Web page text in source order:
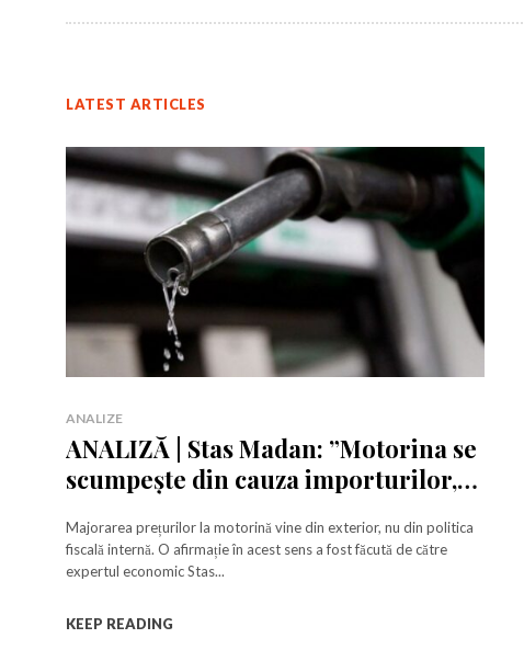
Rămâi conectat
Am citit și
Rămâi conectat
Am citit și
LATEST ARTICLES
ANALIZE
ANALIZĂ | Stas Madan: ”Motorina se
scumpește din cauza importurilor,
Majorarea prețurilor la motorină vine din exterior, nu din politica
fiscală internă. O afirmație în acest sens a fost făcută de către
expertul economic Stas...
KEEP READING